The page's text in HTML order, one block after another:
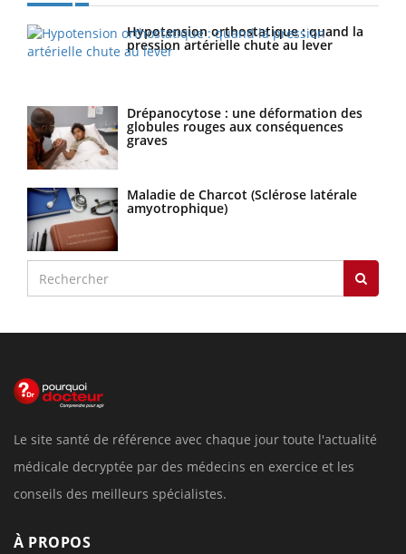
Hypotension orthostatique : quand la
pression artérielle chute au lever
Drépanocytose : une déformation des
globules rouges aux conséquences
graves
Maladie de Charcot (Sclérose latérale
amyotrophique)
Le site santé de référence avec chaque jour toute l'actualité
médicale decryptée par des médecins en exercice et les
conseils des meilleurs spécialistes.
À PROPOS